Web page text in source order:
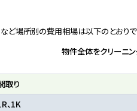
ど場所別の費用相場は以下のとおりで
物件全体をクリーニ
取り
、1K